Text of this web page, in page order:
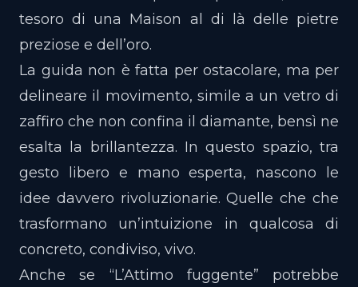
tesoro di una Maison al di là delle pietre
preziose e dell’oro.
La guida non è fatta per ostacolare, ma per
delineare il movimento, simile a un vetro di
zaffiro che non confina il diamante, bensì ne
esalta la brillantezza. In questo spazio, tra
gesto libero e mano esperta, nascono le
idee davvero rivoluzionarie. Quelle che che
trasformano un’intuizione in qualcosa di
concreto, condiviso, vivo.
Anche se “L’Attimo fuggente” potrebbe